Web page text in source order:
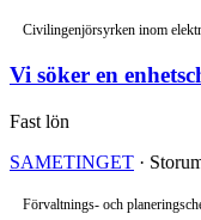
Civilingenjörsyrken inom
Vi söker en
Fast lön
SAMETINGET ·
Förvaltnings- och